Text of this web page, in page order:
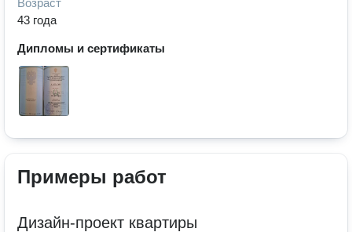
Возраст
43 года
Дипломы и сертификаты
Примеры работ
Дизайн-проект квартиры